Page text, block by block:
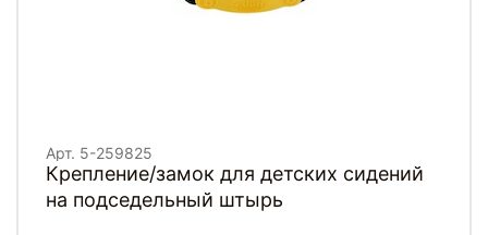
Арт. 5-259825
Крепление/замок для детских сидений
на подседельный штырь